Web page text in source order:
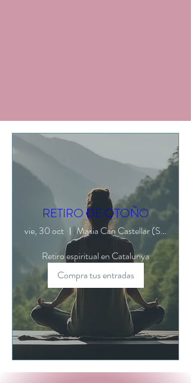
RETIRO DE OTOÑO
vie, 30 oct
Masia Can Castellar (Sant Iscle de Valla
Retiro espiritual en Catalunya
Compra tus entradas